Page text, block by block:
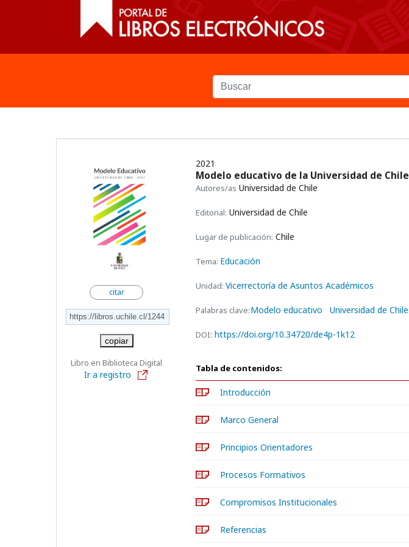
citar
copiar
Libro en Biblioteca Digital
Ir a registro
2021
Modelo educativo de la Universidad de Chile
Autores/as Universidad de Chile
Editorial: Universidad de Chile
Lugar de publicación: Chile
Tema: Educación
Unidad: Vicerrectoría de Asuntos Académicos
Palabras clave:Modelo educativo Universidad de Chile
DOI: https://doi.org/10.34720/de4p-1k12
Tabla de contenidos:
Introducción
Marco General
Principios Orientadores
Procesos Formativos
Compromisos Institucionales
Referencias